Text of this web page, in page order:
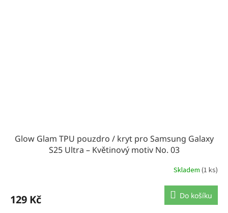
Glow Glam TPU pouzdro / kryt pro Samsung Galaxy
S25 Ultra – Květinový motiv No. 03
Skladem (1 ks)
129 Kč Do košíku